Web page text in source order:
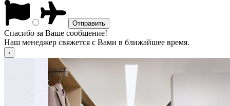
Спасибо за Ваше сообщение!
Наш менеджер свяжется с Вами в ближайшее время.